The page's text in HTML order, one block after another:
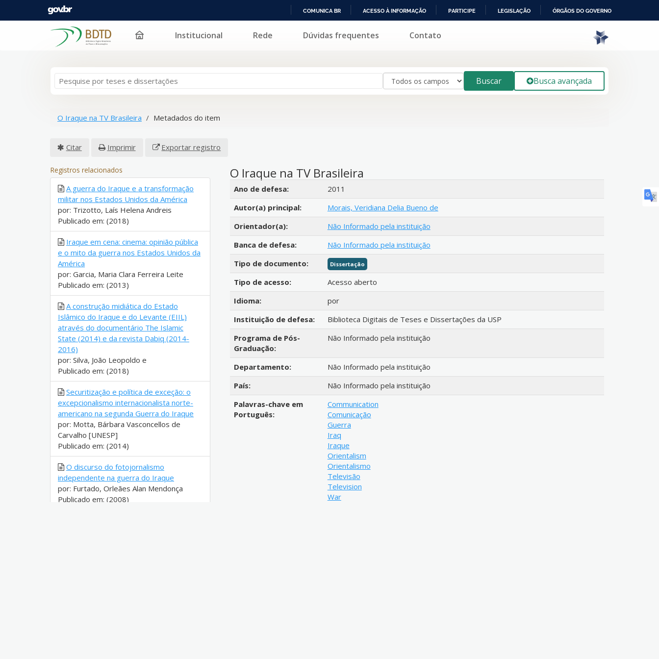
PARA
COMUNICA BR ACESSO À INFORMAÇÃO PARTICIPE LEGISLAÇÃO ÓRGÃOS DO GOVERNO
Pular para o conteúdo Institucional Rede Dúvidas frequentes Contato
Buscar Busca avançada
O Iraque na TV Brasileira Metadados do item
Citar Imprimir Exportar registro
O Iraque na TV Brasileira
Detalhes bibliográficos
Ano de defesa:
2011
Autor(a) principal:
Morais, Veridiana Delia Bueno de
Orientador(a):
Não Informado pela instituição
Banca de defesa:
Não Informado pela instituição
Tipo de documento:
Dissertação
Tipo de acesso:
Acesso aberto
Idioma:
por
Instituição de defesa:
Biblioteca Digitais de Teses e Dissertações da USP
Programa de Pós-
Graduação:
Não Informado pela instituição
Departamento:
Não Informado pela instituição
País:
Não Informado pela instituição
Palavras-chave em
Português:
Communication
Comunicação
Guerra
Iraq
Iraque
Orientalism
Orientalismo
Televisão
Television
War
Registros relacionados
A guerra do Iraque e a transformação
militar nos Estados Unidos da América
por: Trizotto, Laís Helena Andreis
Publicado em: (2018)
Iraque em cena: cinema: opinião pública
e o mito da guerra nos Estados Unidos da
América
por: Garcia, Maria Clara Ferreira Leite
Publicado em: (2013)
A construção midiática do Estado
Islâmico do Iraque e do Levante (EIIL)
através do documentário The Islamic
State (2014) e da revista Dabiq (2014-
2016)
por: Silva, João Leopoldo e
Publicado em: (2018)
Securitização e política de exceção: o
excepcionalismo internacionalista norte-
americano na segunda Guerra do Iraque
por: Motta, Bárbara Vasconcellos de
Carvalho [UNESP]
Publicado em: (2014)
O discurso do fotojornalismo
independente na guerra do Iraque
por: Furtado, Orleães Alan Mendonça
Publicado em: (2008)